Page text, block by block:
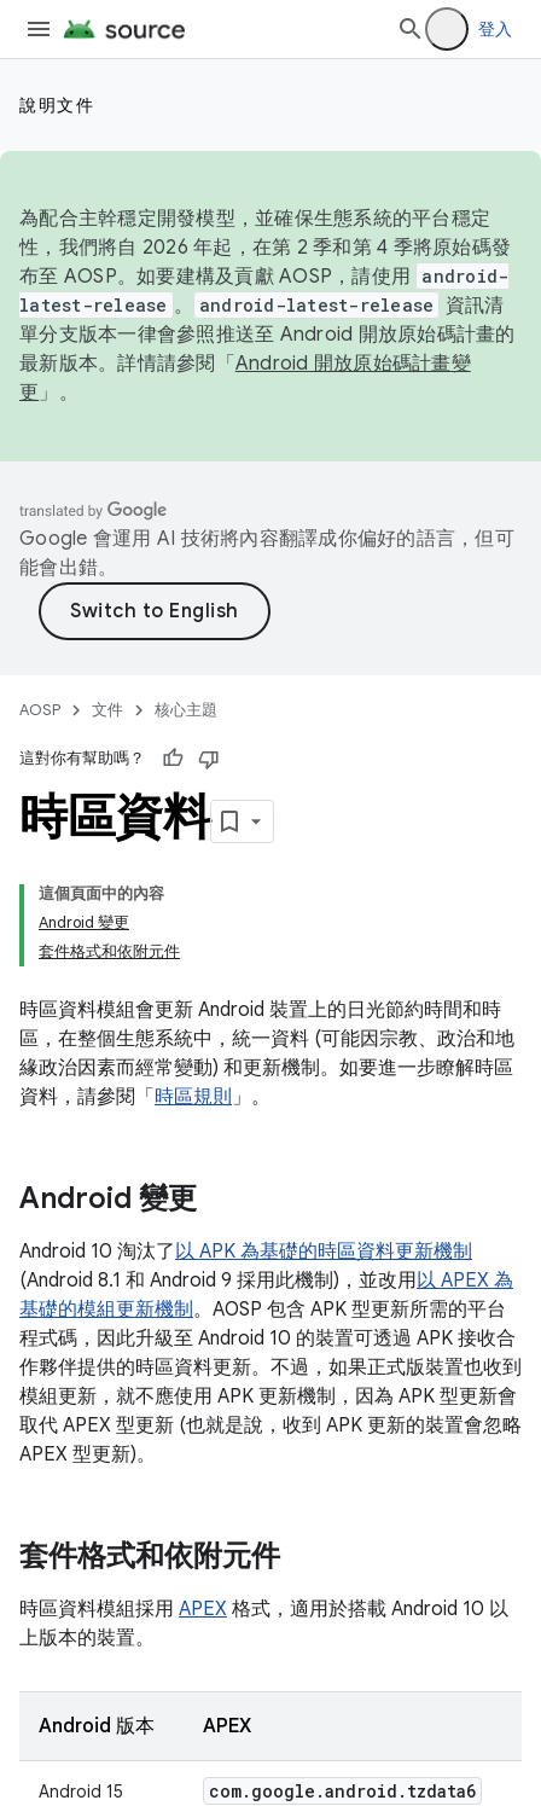
登入
說明文件
為配合主幹穩定開發模型，並確保生態系統的平台穩定
性，我們將自 2026 年起，在第 2 季和第 4 季將原始碼發
布至 AOSP。如要建構及貢獻 AOSP，請使用 android-
latest-release 。 android-latest-release
資訊清
單分支版本一律會參照推送至 Android 開放原始碼計畫的
最新版本。詳情請參閱「 Android 開放原始碼計畫變
更 」。
Google 會運用 AI 技術將內容翻譯成你偏好的語言，但可
能會出錯。
AOSP 文件 核心主題
這對你有幫助嗎？
時區資料
這個頁面中的內容
Android 變更
套件格式和依附元件
時區資料模組會更新 Android 裝置上的日光節約時間和時
區，在整個生態系統中，統一資料 (可能因宗教、政治和地
緣政治因素而經常變動) 和更新機制。如要進一步瞭解時區
資料，請參閱「 時區規則 」。
Android 變更
Android 10 淘汰了以 APK 為基礎的時區資料更新機制
(Android 8.1 和 Android 9 採用此機制)，並改用以 APEX 為
基礎的模組更新機制。AOSP 包含 APK 型更新所需的平台
程式碼，因此升級至 Android 10 的裝置可透過 APK 接收合
作夥伴提供的時區資料更新。不過，如果正式版裝置也收到
模組更新，就不應使用 APK 更新機制，因為 APK 型更新會
取代 APEX 型更新 (也就是說，收到 APK 更新的裝置會忽略
APEX 型更新)。
套件格式和依附元件
時區資料模組採用 APEX 格式，適用於搭載 Android 10 以
上版本的裝置。
Android 版本 APEX
Android 15 com. google .android . tzdata6